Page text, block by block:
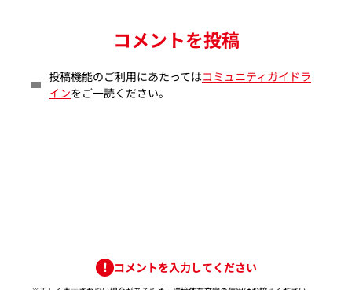
コメントを投稿
投稿機能のご利用にあたってはコミュニティガイドラ
インをご一読ください。
コメントを入力してください